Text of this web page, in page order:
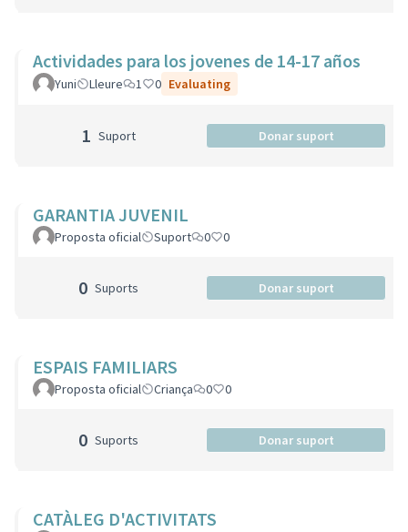
Actividades para los jovenes de 14-17 años
Yuni Lleure 1 0 Evaluating
1 Suport Donar suport
GARANTIA JUVENIL
Proposta oficial Suport 0 0
0 Suports Donar suport
ESPAIS FAMILIARS
Proposta oficial Criança 0 0
0 Suports Donar suport
CATÀLEG D'ACTIVITATS